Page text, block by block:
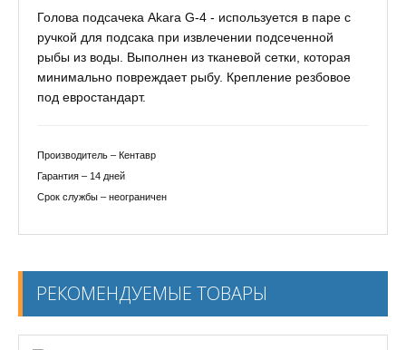
Голова подсачека Akara G-4 - используется в паре с
ручкой для подсака при извлечении подсеченной
рыбы из воды. Выполнен из тканевой сетки, которая
минимально повреждает рыбу. Крепление резбовое
под евростандарт.
Производитель – Кентавр
Гарантия – 14 дней
Срок службы – неограничен
РЕКОМЕНДУЕМЫЕ ТОВАРЫ